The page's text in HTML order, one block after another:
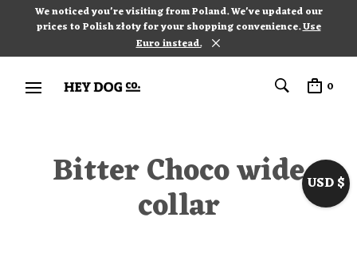
We noticed you're visiting from Poland. We've updated our
prices to Polish złoty for your shopping convenience.Use
Euro instead.
0
Bitter Choco wide
collar USD $